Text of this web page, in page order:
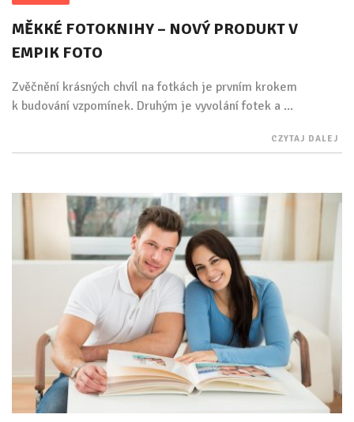
MĚKKÉ FOTOKNIHY – NOVÝ PRODUKT V
EMPIK FOTO
Zvěčnění krásných chvíl na fotkách je prvním krokem
k budování vzpomínek. Druhým je vyvolání fotek a ...
CZYTAJ DALEJ